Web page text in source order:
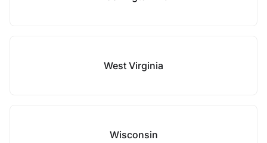
West Virginia
Wisconsin